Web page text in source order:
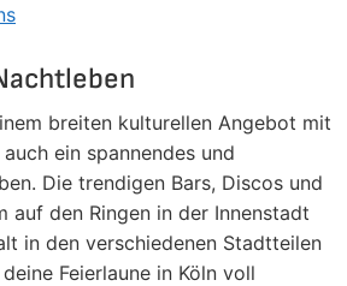
breiten kulturellen Angebot mit
ein spannendes und
Die trendigen Bars, Discos und
auf den Ringen in der Innenstadt
in den verschiedenen Stadtteilen
Feierlaune in Köln voll